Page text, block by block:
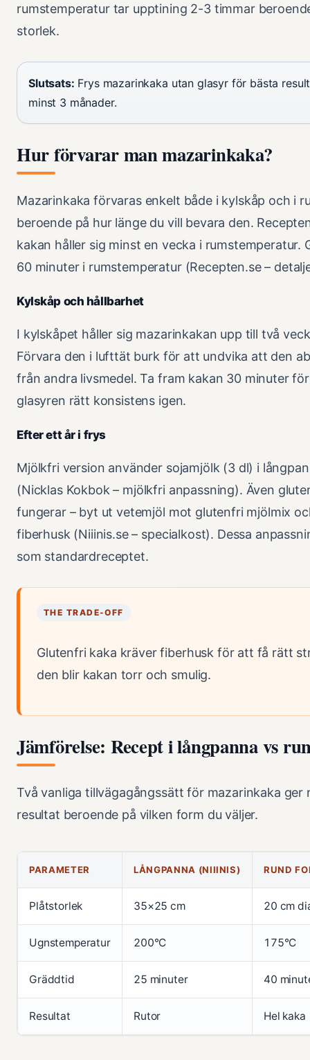
rumstemperatur tar upptining 2-3 timmar
storlek.
Slutsats: Frys mazarinkaka utan glasyr för bästa
minst 3 månader.
Hur förvarar man mazarinkaka?
Mazarinkaka förvaras enkelt både i kylskåp och i
beroende på hur länge du vill bevara den.
kakan håller sig minst en vecka i rumstemperatur.
60 minuter i rumstemperatur (Recepten.se –
Kylskåp och hållbarhet
I kylskåpet håller sig mazarinkakan upp till två
Förvara den i lufttät burk för att undvika att den
från andra livsmedel. Ta fram kakan 30 minuter
glasyren rätt konsistens igen.
Efter ett år i frys
Mjölkfri version använder sojamjölk (3 dl) i
(Nicklas Kokbok – mjölkfri anpassning). Även
fungerar – byt ut vetemjöl mot glutenfri mjölmix
fiberhusk (Niiinis.se – specialkost). Dessa
som standardreceptet.
THE TRADE-OFF
Glutenfri kaka kräver fiberhusk för att få rätt
den blir kakan torr och smulig.
Jämförelse: Recept i långpanna vs
Två vanliga tillvägagångssätt för mazarinkaka ger
resultat beroende på vilken form du väljer.
PARAMETER LÅNGPANNA (NIIINIS) RUND
Plåtstorlek 35×25 cm 20 cm
Ugnstemperatur 200°C 175°C
Gräddtid 25 minuter 40
Resultat Rutor Hel kaka